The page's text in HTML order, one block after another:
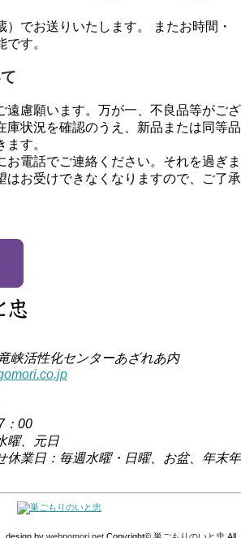
でお送りいたします。 またお時間・
す。
遠慮願います。万が一、不良品等がござ
庫状況を確認のうえ、新品または同等品
す。
お電話でご連絡ください。それを過ぎま
はお受けできなくなりますので、ご了承
峡活性化センターあざれあ内
：00
曜、元日
休業日：毎週水曜・日曜、お盆、年末年